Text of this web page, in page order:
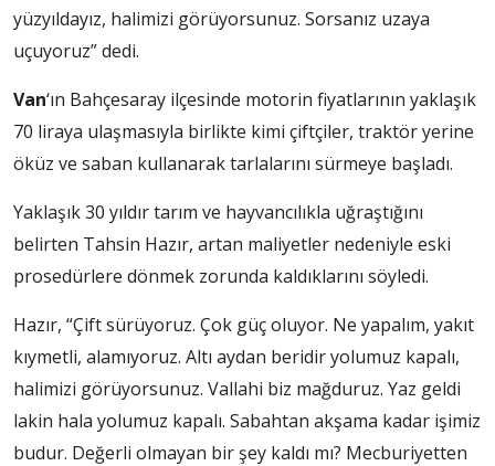
yüzyıldayız, halimizi görüyorsunuz. Sorsanız uzaya
uçuyoruz” dedi.
Van‘ın Bahçesaray ilçesinde motorin fiyatlarının yaklaşık
70 liraya ulaşmasıyla birlikte kimi çiftçiler, traktör yerine
öküz ve saban kullanarak tarlalarını sürmeye başladı.
Yaklaşık 30 yıldır tarım ve hayvancılıkla uğraştığını
belirten Tahsin Hazır, artan maliyetler nedeniyle eski
prosedürlere dönmek zorunda kaldıklarını söyledi.
Hazır, “Çift sürüyoruz. Çok güç oluyor. Ne yapalım, yakıt
kıymetli, alamıyoruz. Altı aydan beridir yolumuz kapalı,
halimizi görüyorsunuz. Vallahi biz mağduruz. Yaz geldi
lakin hala yolumuz kapalı. Sabahtan akşama kadar işimiz
budur. Değerli olmayan bir şey kaldı mı? Mecburiyetten